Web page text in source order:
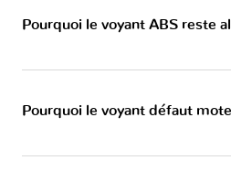
Pourquoi le voyant ABS reste
Pourquoi le voyant défaut